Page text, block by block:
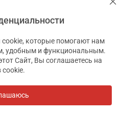
ПРЕПАРАТА
С ВРАЧОМ
Код ЄДРПОУ 43631965.
которые помогают нам
удобным и функциональным.
Сайт, Вы соглашаетесь на
cookie.
✕